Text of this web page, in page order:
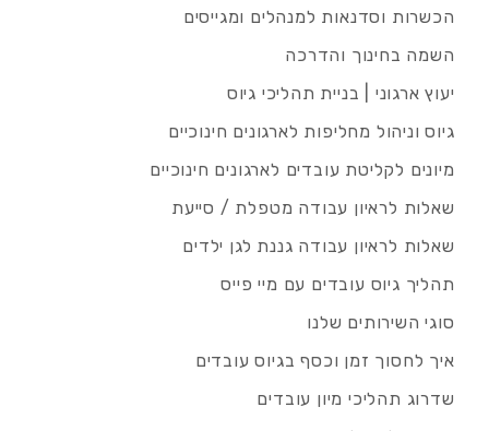
הכשרות וסדנאות למנהלים ומגייסים
השמה בחינוך והדרכה
יעוץ ארגוני | בניית תהליכי גיוס
גיוס וניהול מחליפות לארגונים חינוכיים
מיונים לקליטת עובדים לארגונים חינוכיים
שאלות לראיון עבודה מטפלת / סייעת
שאלות לראיון עבודה גננת לגן ילדים
תהליך גיוס עובדים עם מיי פייס
סוגי השירותים שלנו
איך לחסוך זמן וכסף בגיוס עובדים
שדרוג תהליכי מיון עובדים